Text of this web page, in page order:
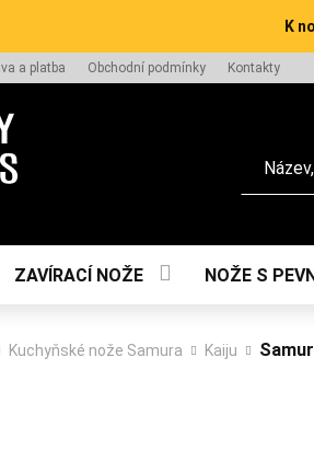
K
a platba Obchodní podmínky Kontakty
ZAVÍRACÍ NOŽE NOŽE S
Kuchyňské nože Samura Kaiju